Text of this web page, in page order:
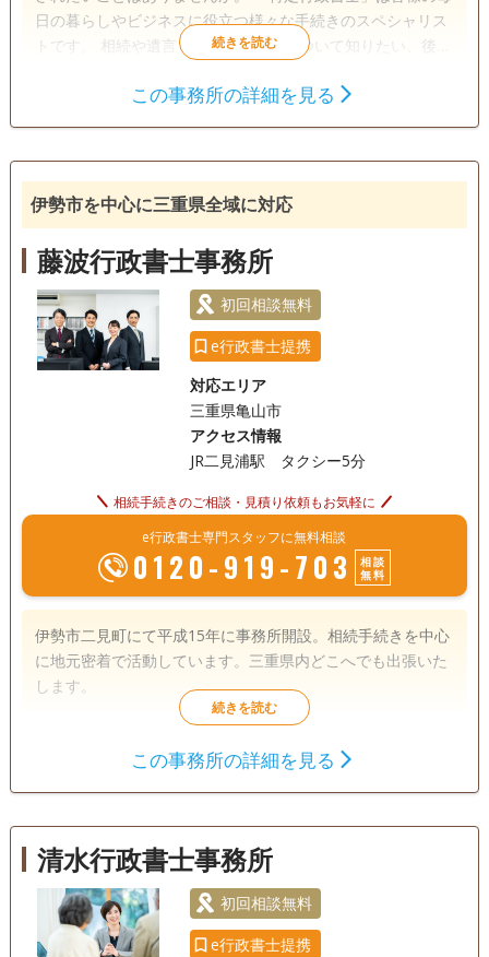
日の暮らしやビジネスに役立つ様々な手続きのスペシャリス
トです。 相続や遺言・成年後見制度について知りたい、後の
お気軽にご相談ください。 女性行政書士が丁寧に対応いたし
遺産分割
相続人調査
訪問可 女性スタッフ対応可 土日相談可 初回相談無料
事務所面談可
この事務所の詳細を見る
伊勢市を中心に三重県全域に対応
藤波行政書士事務所
初回相談無料
e行政書士提携
対応エリア
三重県亀山市
アクセス情報
JR二見浦駅 タクシー5分
相続手続きのご相談・見積り依頼もお気軽に
e行政書士専門スタッフに無料相談
0120-919-703
相談
無料
伊勢市二見町にて平成15年に事務所開設。相続手続きを中心
に地元密着で活動しています。三重県内どこへでも出張いた
します。
この事務所の詳細を見る
清水行政書士事務所
初回相談無料
e行政書士提携